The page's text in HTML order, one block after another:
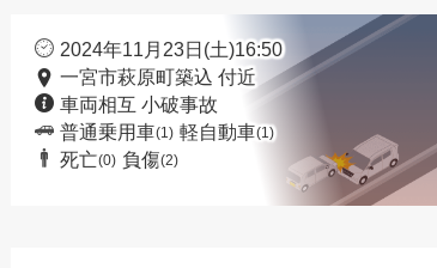
2024年11月23日(土)16:50
一宮市萩原町築込 付近
車両相互 小破事故
普通乗用車(1) 軽自動車(1)
死亡(0) 負傷(2)